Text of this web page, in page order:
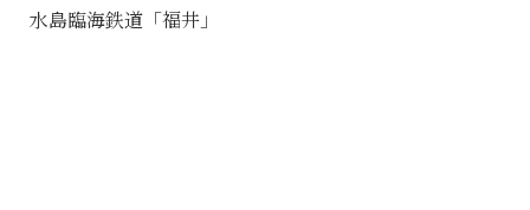
水島臨海鉄道「福井」